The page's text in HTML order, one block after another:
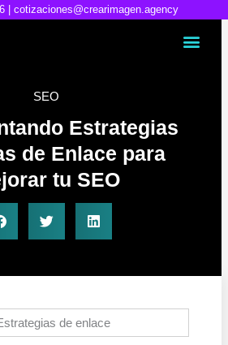
| cotizaciones@crearimagen.agency
SEO
Estrategias
de Enlace para
tu SEO